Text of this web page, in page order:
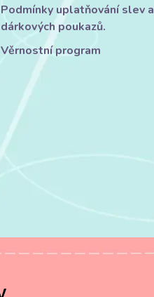
Podmínky uplatňování slev a
dárkových poukazů.
Věrnostní program